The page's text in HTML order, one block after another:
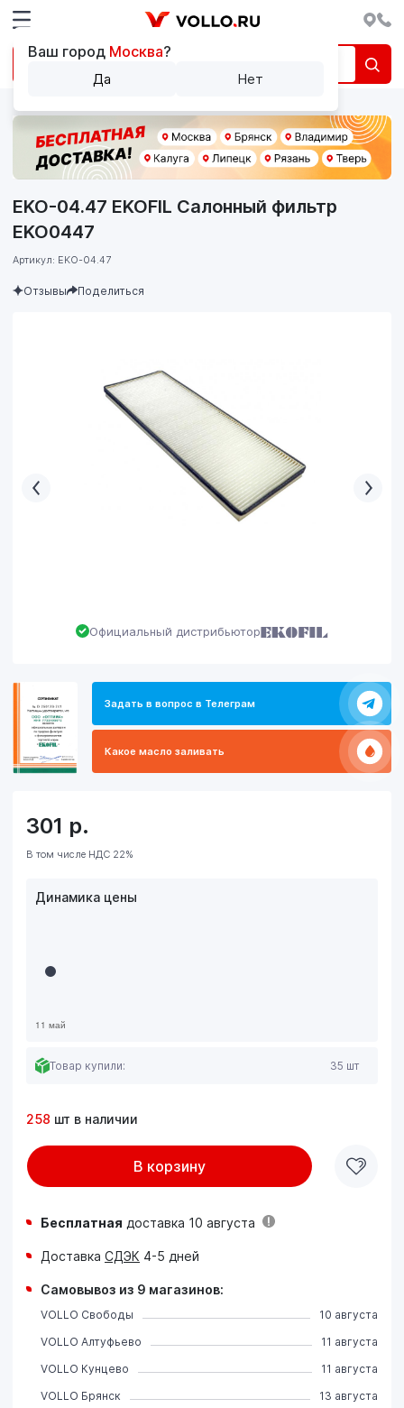
Официальный дистрибьютор
Задать в вопрос в Телеграм
Какое масло заливать
EKO-04.47 EKOFIL Салонный фильтр
EKO0447
Артикул: EKO-04.47
Отзывы Поделиться
301 р.
В том числе НДС 22%
Динамика цены
Товар купили: 35 шт
258 шт в наличии
В корзину
Бесплатная доставка 10 августа
Доставка СДЭК 4-5 дней
Самовывоз из 9 магазинов:
VOLLO Свободы
10 августа
VOLLO Алтуфьево
11 августа
VOLLO Кунцево
11 августа
VOLLO Брянск
13 августа
Ваш город Москва?
Да Нет